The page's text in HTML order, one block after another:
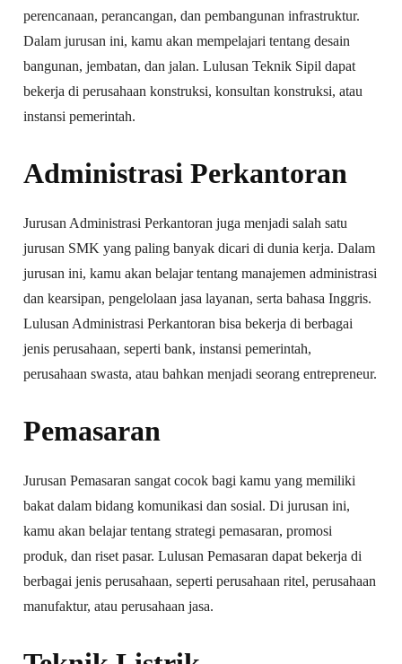
perencanaan, perancangan, dan pembangunan infrastruktur.
Dalam jurusan ini, kamu akan mempelajari tentang desain
bangunan, jembatan, dan jalan. Lulusan Teknik Sipil dapat
bekerja di perusahaan konstruksi, konsultan konstruksi, atau
instansi pemerintah.
Administrasi Perkantoran
Jurusan Administrasi Perkantoran juga menjadi salah satu
jurusan SMK yang paling banyak dicari di dunia kerja. Dalam
jurusan ini, kamu akan belajar tentang manajemen administrasi
dan kearsipan, pengelolaan jasa layanan, serta bahasa Inggris.
Lulusan Administrasi Perkantoran bisa bekerja di berbagai
jenis perusahaan, seperti bank, instansi pemerintah,
perusahaan swasta, atau bahkan menjadi seorang entrepreneur.
Pemasaran
Jurusan Pemasaran sangat cocok bagi kamu yang memiliki
bakat dalam bidang komunikasi dan sosial. Di jurusan ini,
kamu akan belajar tentang strategi pemasaran, promosi
produk, dan riset pasar. Lulusan Pemasaran dapat bekerja di
berbagai jenis perusahaan, seperti perusahaan ritel, perusahaan
manufaktur, atau perusahaan jasa.